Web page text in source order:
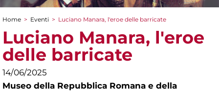
Tu sei qui
Home > Eventi > Luciano Manara, l'eroe delle barricate
Luciano Manara, l'eroe
delle barricate
14/06/2025
Museo della Repubblica Romana e della